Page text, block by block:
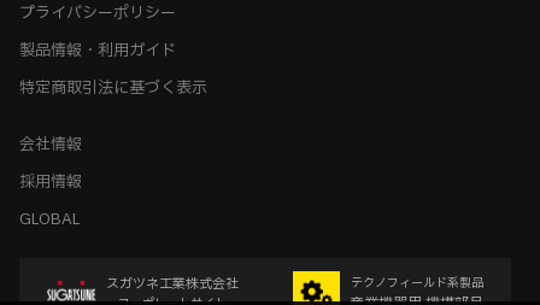
プライバシーポリシー
製品情報・利用ガイド
特定商取引法に基づく表示
会社情報
採用情報
GLOBAL
スガツネ工業株式会社 テクノフィールド系製品